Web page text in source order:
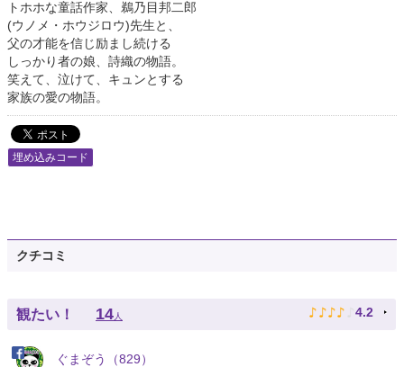
トホホな童話作家、鵜乃目邦二郎
(ウノメ・ホウジロウ)先生と、
父の才能を信じ励まし続ける
しっかり者の娘、詩織の物語。
笑えて、泣けて、キュンとする
家族の愛の物語。
埋め込みコード
クチコミ
観たい！ 14人 ♪ ♪ ♪ ♪ ♪ 4.2
ぐまぞう（829）